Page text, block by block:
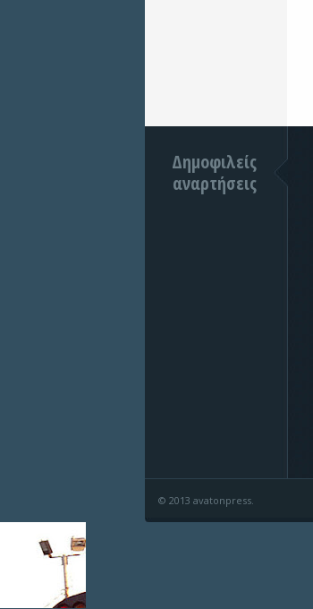
Δημοφιλείς
αναρτήσεις
© 2013 avatonpress.